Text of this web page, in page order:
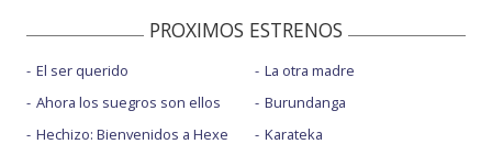
PROXIMOS ESTRENOS
El ser querido
Ahora los suegros son ellos
Hechizo: Bienvenidos a Hexe
La otra madre
Burundanga
Karateka